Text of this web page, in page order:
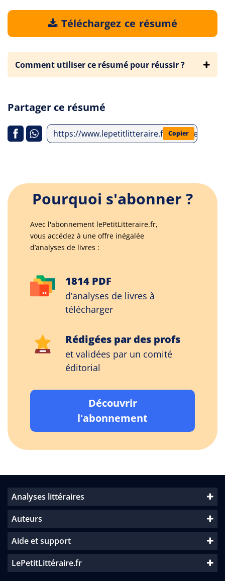
Téléchargez ce résumé
Comment utiliser ce résumé pour réussir ?
Partager ce résumé
https://www.lepetitlitteraire.fr/analyses-
Copier
Pourquoi s'abonner ?
Avec l'abonnement lePetitLitteraire.fr,
vous accédez à une offre inégalée
d’analyses de livres :
1814 PDF
d’analyses de livres à
télécharger
Rédigées par des profs
et validées par un comité
éditorial
Découvrir
l'abonnement
Analyses littéraires
Auteurs
Aide et support
LePetitLittéraire.fr